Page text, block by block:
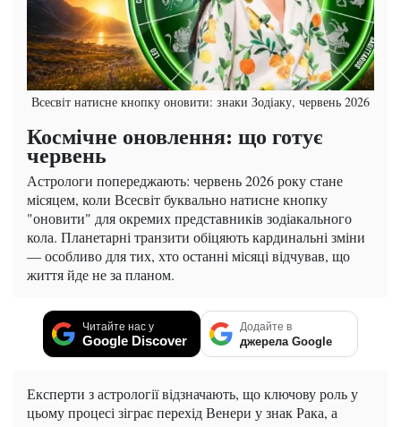
Всесвіт натисне кнопку оновити: знаки Зодіаку, червень 2026
Космічне оновлення: що готує
червень
Астрологи попереджають: червень 2026 року стане
місяцем, коли Всесвіт буквально натисне кнопку
"оновити" для окремих представників зодіакального
кола. Планетарні транзити обіцяють кардинальні зміни
— особливо для тих, хто останні місяці відчував, що
життя йде не за планом.
Читайте нас у
Google Discover
Додайте в
джерела Google
Експерти з астрології відзначають, що ключову роль у
цьому процесі зіграє перехід Венери у знак Рака, а